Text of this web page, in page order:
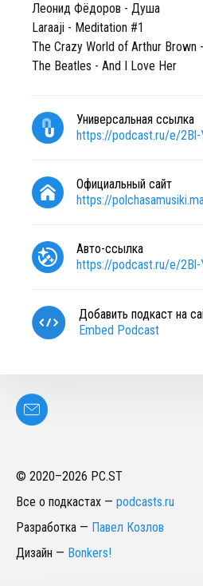
Леонид Фёдоров - Душа
Laraaji - Meditation #1
The Crazy World of Arthur Brown
The Beatles - And I Love Her
Универсальная ссылка
https://podcast.ru/e/2Bl-
Официальный сайт
https://
Авто-ссылка
https://podcast.ru/e/2Bl-
Добавить подкаст на
Embed Podcast
© 2020–2026 PC.ST
Все о подкастах — podcasts.ru
Разработка — Павел Козлов
Дизайн — Bonkers!